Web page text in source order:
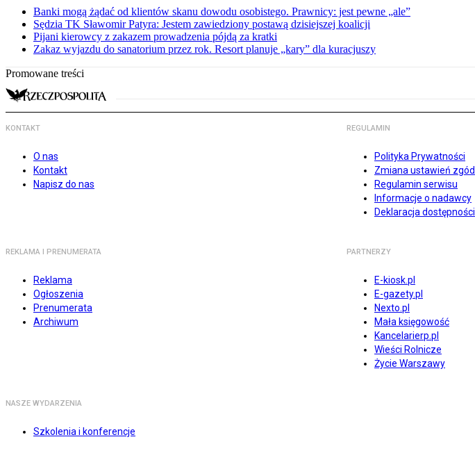
Banki mogą żądać od klientów skanu dowodu osobistego. Prawnicy: jest pewne „ale”
Sędzia TK Sławomir Patyra: Jestem zawiedziony postawą dzisiejszej koalicji
Pijani kierowcy z zakazem prowadzenia pójdą za kratki
Zakaz wyjazdu do sanatorium przez rok. Resort planuje „kary” dla kuracjuszy
Promowane treści
KONTAKT
O nas
Kontakt
Napisz do nas
REGULAMIN
Polityka Prywatności
Zmiana ustawień zgód
Regulamin serwisu
Informacje o nadawcy
Deklaracja dostępności
REKLAMA I PRENUMERATA
Reklama
Ogłoszenia
Prenumerata
Archiwum
PARTNERZY
E-kiosk.pl
E-gazety.pl
Nexto.pl
Mała księgowość
Kancelarierp.pl
Wieści Rolnicze
Życie Warszawy
NASZE WYDARZENIA
Szkolenia i konferencje